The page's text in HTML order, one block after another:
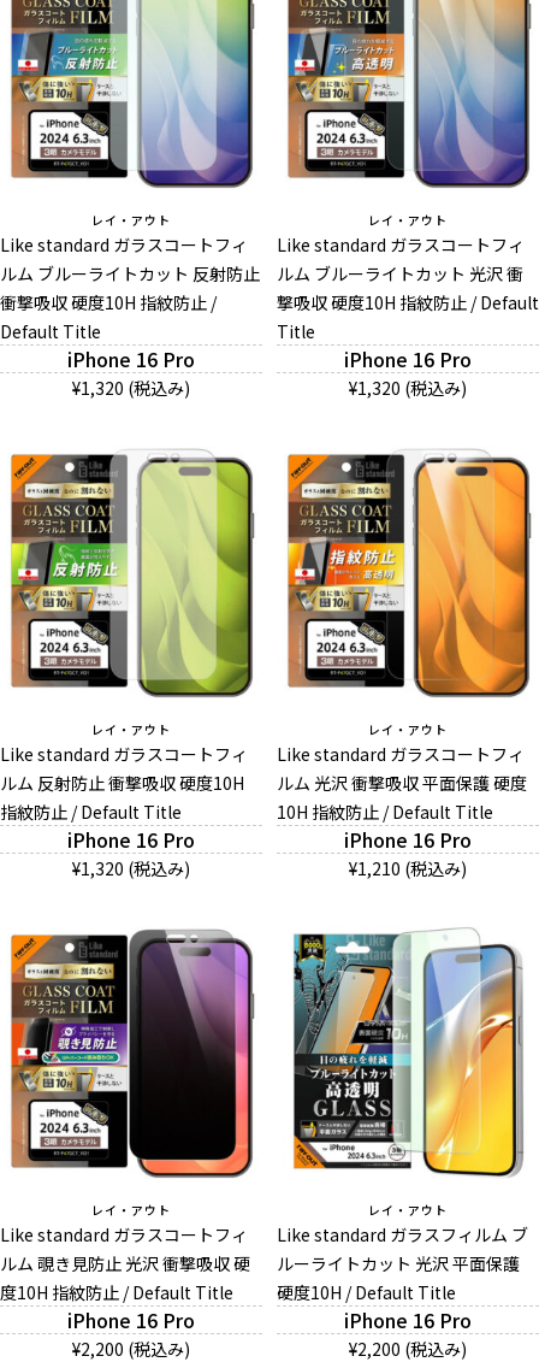
レイ・アウト
Like standard ガラスコートフィ
ルム ブルーライトカット 反射防止
衝撃吸収 硬度10H 指紋防止 /
Default Title
iPhone 16 Pro
¥1,320 (税込み)
レイ・アウト
Like standard ガラスコートフィ
ルム ブルーライトカット 光沢 衝
撃吸収 硬度10H 指紋防止 / Default
Title
iPhone 16 Pro
¥1,320 (税込み)
レイ・アウト
Like standard ガラスコートフィ
ルム 反射防止 衝撃吸収 硬度10H
指紋防止 / Default Title
iPhone 16 Pro
¥1,320 (税込み)
レイ・アウト
Like standard ガラスコートフィ
ルム 光沢 衝撃吸収 平面保護 硬度
10H 指紋防止 / Default Title
iPhone 16 Pro
¥1,210 (税込み)
レイ・アウト
Like standard ガラスコートフィ
ルム 覗き見防止 光沢 衝撃吸収 硬
度10H 指紋防止 / Default Title
iPhone 16 Pro
¥2,200 (税込み)
レイ・アウト
Like standard ガラスフィルム ブ
ルーライトカット 光沢 平面保護
硬度10H / Default Title
iPhone 16 Pro
¥2,200 (税込み)